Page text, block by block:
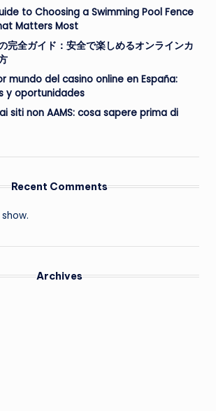
to Choosing a Swimming Pool Fence
Matters Most
完全ガイド：安全で楽しめるオンラインカ
mundo del casino online en España:
y oportunidades
siti non AAMS: cosa sapere prima di
Recent Comments
Archives